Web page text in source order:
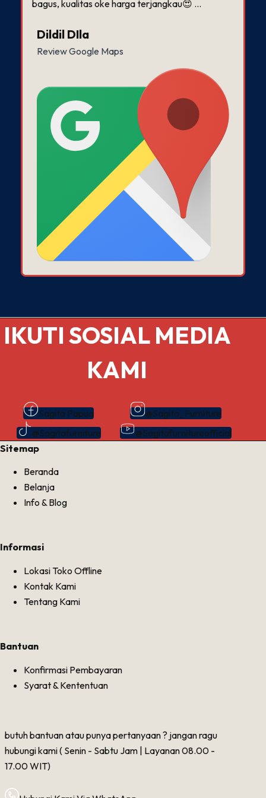
bagus, kualitas oke harga terjangkau😍 …
Dildil DIla
Review Google Maps
IKUTI SOSIAL MEDIA
KAMI
Sagita Papua
@Sagita_Furniture
@Sagitafurniture
@Sagitafurnitureofficial
Sitemap
Beranda
Belanja
Info & Blog
Informasi
Lokasi Toko Offline
Kontak Kami
Tentang Kami
Bantuan
Konfirmasi Pembayaran
Syarat & Kententuan
butuh bantuan atau punya pertanyaan ? jangan ragu
hubungi kami ( Senin - Sabtu Jam | Layanan 08.00 -
17.00 WIT)